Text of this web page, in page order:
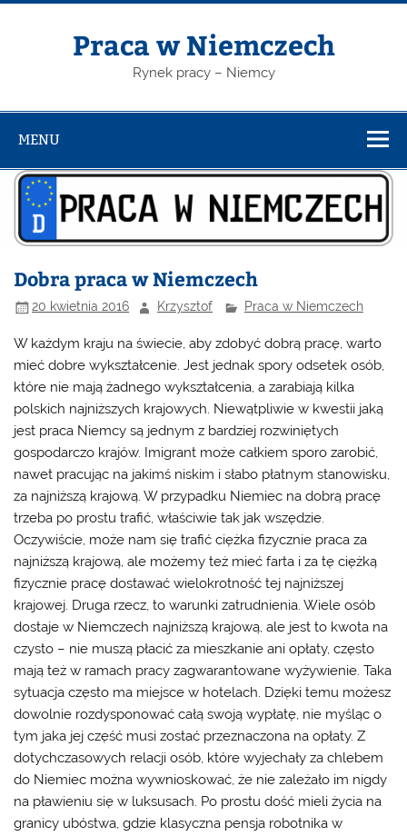
Skip
Praca w Niemczech
Rynek pracy – Niemcy
MENU
Dobra praca w Niemczech
20 kwietnia 2016 Krzysztof Praca w Niemczech
W każdym kraju na świecie, aby zdobyć dobrą pracę, warto
mieć dobre wykształcenie. Jest jednak spory odsetek osób,
które nie mają żadnego wykształcenia, a zarabiają kilka
polskich najniższych krajowych. Niewątpliwie w kwestii jaką
jest praca Niemcy są jednym z bardziej rozwiniętych
gospodarczo krajów. Imigrant może całkiem sporo zarobić,
nawet pracując na jakimś niskim i słabo płatnym stanowisku,
za najniższą krajową. W przypadku Niemiec na dobrą pracę
trzeba po prostu trafić, właściwie tak jak wszędzie.
Oczywiście, może nam się trafić ciężka fizycznie praca za
najniższą krajową, ale możemy też mieć farta i za tę ciężką
fizycznie pracę dostawać wielokrotność tej najniższej
krajowej. Druga rzecz, to warunki zatrudnienia. Wiele osób
dostaje w Niemczech najniższą krajową, ale jest to kwota na
czysto – nie muszą płacić za mieszkanie ani opłaty, często
mają też w ramach pracy zagwarantowane wyżywienie. Taka
sytuacja często ma miejsce w hotelach. Dzięki temu możesz
dowolnie rozdysponować całą swoją wypłatę, nie myśląc o
tym jaka jej część musi zostać przeznaczona na opłaty. Z
dotychczasowych relacji osób, które wyjechały za chlebem
do Niemiec można wywnioskować, że nie zależało im nigdy
na pławieniu się w luksusach. Po prostu dość mieli życia na
granicy ubóstwa, gdzie klasyczna pensja robotnika w